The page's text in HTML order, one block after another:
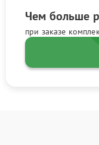
Чем больше
при заказе